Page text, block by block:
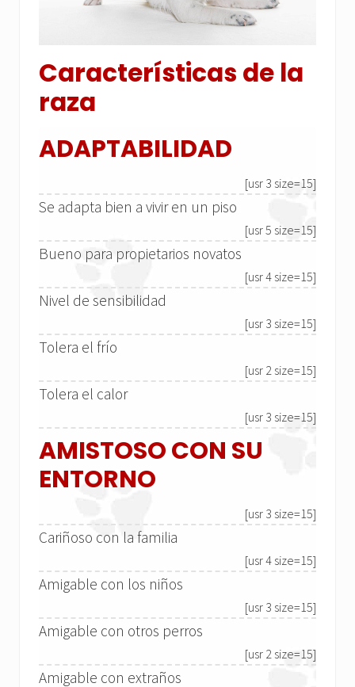
Características de la
raza
ADAPTABILIDAD
[usr 3 size=15]
Se adapta bien a vivir en un piso
[usr 5 size=15]
Bueno para propietarios novatos
[usr 4 size=15]
Nivel de sensibilidad
[usr 3 size=15]
Tolera el frío
[usr 2 size=15]
Tolera el calor
[usr 3 size=15]
AMISTOSO CON SU
ENTORNO
[usr 3 size=15]
Cariñoso con la familia
[usr 4 size=15]
Amigable con los niños
[usr 3 size=15]
Amigable con otros perros
[usr 2 size=15]
Amigable con extraños